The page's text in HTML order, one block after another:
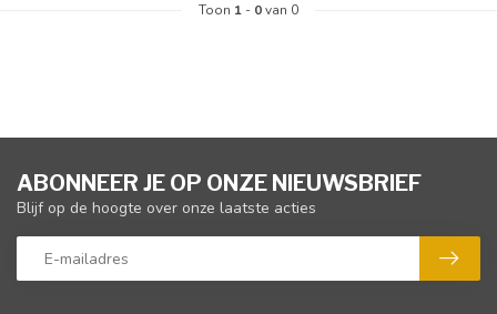
Toon 1 - 0van 0
ABONNEER JE OP ONZE NIEUWSBRIEF
Blijf op de hoogte over onze laatste acties